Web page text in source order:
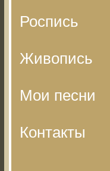
Роспись
Живопись
Мои песни
Контакты